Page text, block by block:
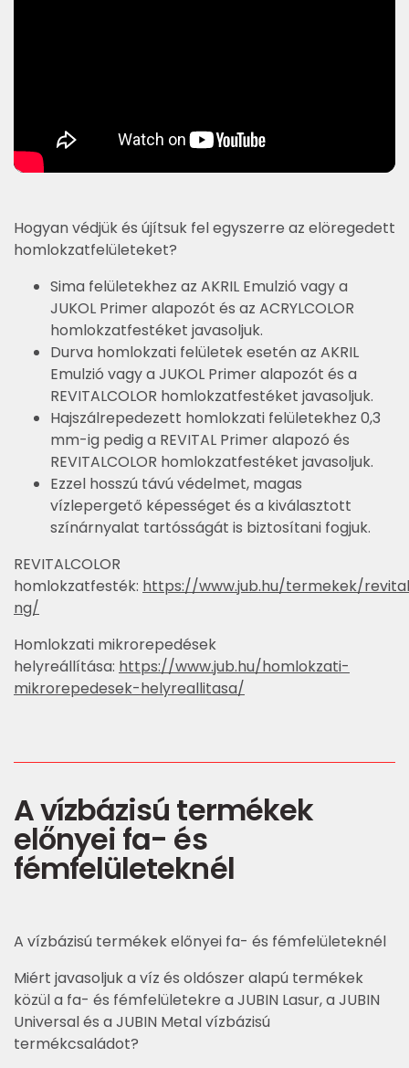
Hogyan védjük és újítsuk fel egyszerre az elöregedett
homlokzatfelületeket?
Sima felületekhez az AKRIL Emulzió vagy a
JUKOL Primer alapozót és az ACRYLCOLOR
homlokzatfestéket javasoljuk.
Durva homlokzati felületek esetén az AKRIL
Emulzió vagy a JUKOL Primer alapozót és a
REVITALCOLOR homlokzatfestéket javasoljuk.
Hajszálrepedezett homlokzati felületekhez 0,3
mm-ig pedig a REVITAL Primer alapozó és
REVITALCOLOR homlokzatfestéket javasoljuk.
Ezzel hosszú távú védelmet, magas
vízlepergető képességet és a kiválasztott
színárnyalat tartósságát is biztosítani fogjuk.
REVITALCOLOR
homlokzatfesték: https://www.jub.hu/termekek/
ng/
Homlokzati mikrorepedések
helyreállítása: https://www.jub.hu/homlokzati-
mikrorepedesek-helyreallitasa/
A vízbázisú termékek
előnyei fa- és
fémfelületeknél
A vízbázisú termékek előnyei fa- és fémfelületeknél
Miért javasoljuk a víz és oldószer alapú termékek
közül a fa- és fémfelületekre a JUBIN Lasur, a JUBIN
Universal és a JUBIN Metal vízbázisú
termékcsaládot?